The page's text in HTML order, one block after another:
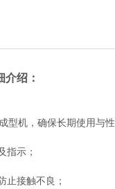
介绍：
型机，确保长期使用与
指示；
止接触不良；